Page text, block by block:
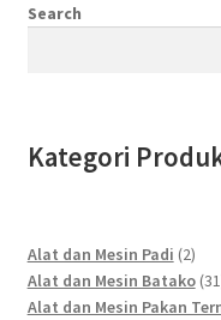
Search
Kategori
Alat dan Mesin Padi 22
Alat dan Mesin Batako 31
Alat dan Mesin Pakan